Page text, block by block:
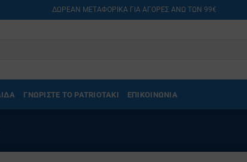
ΔΩΡΕΑΝ ΜΕΤΑΦΟΡΙΚΑ ΓΙΑ ΑΓΟΡΕΣ ΑΝΩ ΤΩΝ 99€
ΓΝΩΡΙΣΤΕ ΤΟ PATRIOTAKI ΕΠΙΚΟΙΝΩΝΙΑ